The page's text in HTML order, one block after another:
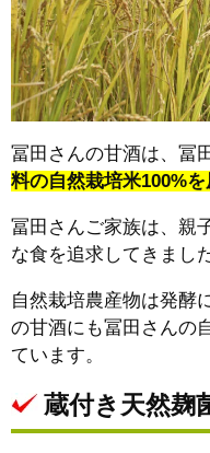
冨田さんの甘酒は、冨
料の自然栽培米100%を
冨田さんご家族は、親
な食を追求してきました
自然栽培農産物は発酵
の甘酒にも冨田さんの
ています。
蔵付き天然麹